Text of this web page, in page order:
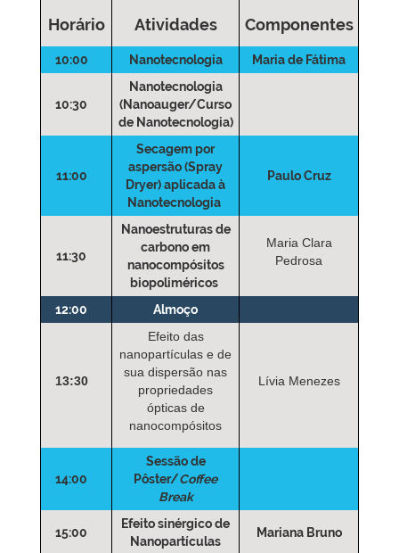
Horário Atividades Componentes
10:00 Nanotecnologia Maria de Fátima
10:30
Nanotecnologia
(Nanoauger/Curso
de Nanotecnologia)
11:00
Secagem por
aspersão (Spray
Dryer) aplicada à
Nanotecnologia
Paulo Cruz
11:30
Nanoestruturas de
carbono em
nanocompósitos
biopoliméricos
Maria Clara
Pedrosa
12:00 Almoço
13:30
Efeito das
nanopartículas e de
sua dispersão nas
propriedades
ópticas de
nanocompósitos
Lívia Menezes
14:00
Sessão de
Pôster/Coffee
Break
15:00
Efeito sinérgico de
Nanopartículas
Mariana Bruno